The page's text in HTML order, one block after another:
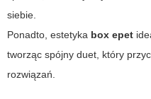
siebie.
Ponadto, estetyka box epet
tworząc spójny duet, który
rozwiązań.